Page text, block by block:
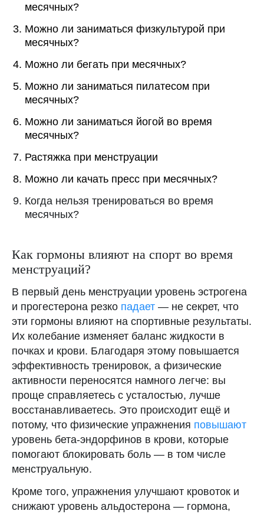
месячных?
Можно ли заниматься физкультурой при
месячных?
Можно ли бегать при месячных?
Можно ли заниматься пилатесом при
месячных?
Можно ли заниматься йогой во время
месячных?
Растяжка при менструации
Можно ли качать пресс при месячных?
Когда нельзя тренироваться во время
месячных?
Как гормоны влияют на спорт во время
менструаций?
В первый день менструации уровень эстрогена
и прогестерона резко падает — не секрет, что
эти гормоны влияют на спортивные результаты.
Их колебание изменяет баланс жидкости в
почках и крови. Благодаря этому повышается
эффективность тренировок, а физические
активности переносятся намного легче: вы
проще справляетесь с усталостью, лучше
восстанавливаетесь. Это происходит ещё и
потому, что физические упражнения повышают
уровень бета-эндорфинов в крови, которые
помогают блокировать боль — в том числе
менструальную.
Кроме того, упражнения улучшают кровоток и
снижают уровень альдостерона — гормона,
месячных CLATCH